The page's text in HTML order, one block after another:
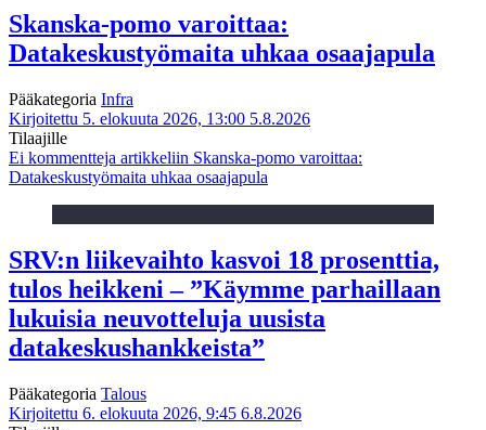
Skanska-pomo varoittaa:
Datakeskustyömaita uhkaa osaajapula
Pääkategoria Infra
Kirjoitettu 5. elokuuta 2026, 13:00 5.8.2026
Tilaajille
Ei kommentteja artikkeliin Skanska-pomo varoittaa:
Datakeskustyömaita uhkaa osaajapula
SRV:n liikevaihto kasvoi 18 prosenttia,
tulos heikkeni – ”Käymme parhaillaan
lukuisia neuvotteluja uusista
datakeskushankkeista”
Pääkategoria Talous
Kirjoitettu 6. elokuuta 2026, 9:45 6.8.2026